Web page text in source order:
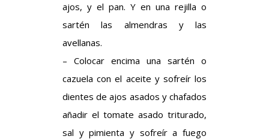
ajos, y el pan. Y en una rejilla o
sartén las almendras y las
avellanas.
– Colocar encima una sartén o
cazuela con el aceite y sofreír los
dientes de ajos asados y chafados
añadir el tomate asado triturado,
sal y pimienta y sofreír a fuego